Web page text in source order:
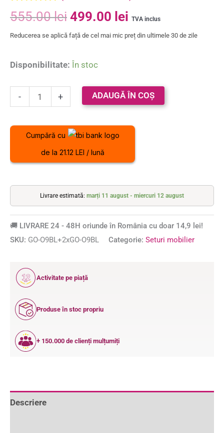
Evaluat la
5.00din 5 pe
singure
555.00lei 499.00 lei TVA inclus
Reducerea se aplică față de cel mai mic preț din ultimele 30 de zile
Disponibilitate: În stoc
- + ADAUGĂ ÎN COȘ
Cumpără cu
de la 21.12 LEI / lună
Livrare estimată: marți 11 august - miercuri 12 august
🚚 LIVRARE 24 - 48H oriunde în România cu doar 14,9 lei!
SKU: GO-O9BL+2xGO-O9BL Categorie: Seturi mobilier
12
ANI
Activitate pe piață
Produse în stoc propriu
+ 150.000 de clienți mulțumiți
Descriere